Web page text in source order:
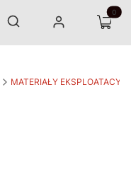
Otwórz wyszukiwarkę
Szukaj Zaloguj się Koszyk
MATERIAŁY